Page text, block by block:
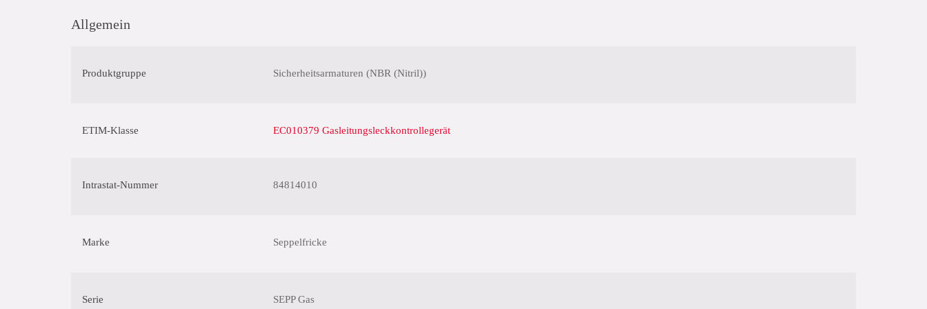
Allgemein
Produktgruppe Sicherheitsarmaturen (NBR (Nitril))
ETIM-Klasse EC010379 Gasleitungsleckkontrollegerät
Intrastat-Nummer 84814010
Marke Seppelfricke
Serie SEPP Gas